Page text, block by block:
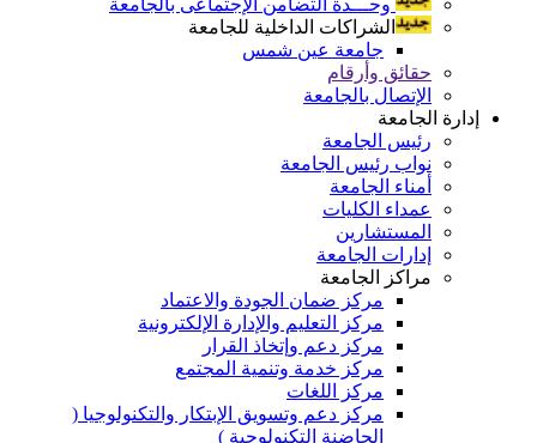
الشراكات الداخلية للجامعة
جامعة عين شمس
حقائق وأرقام
الإتصال بالجامعة
إدارة الجامعة
رئيس الجامعة
نواب رئيس الجامعة
أمناء الجامعة
عمداء الكليات
المستشارين
إدارات الجامعة
مراكز الجامعة
مركز ضمان الجودة والاعتماد
مركز التعليم والإدارة الإلكترونية
مركز دعم وإتخاذ القرار
مركز خدمة وتنمية المجتمع
مركز اللغات
مركز دعم وتسويق الإبتكار والتكنولوجيا (
الحاضنة التكنولوجية )